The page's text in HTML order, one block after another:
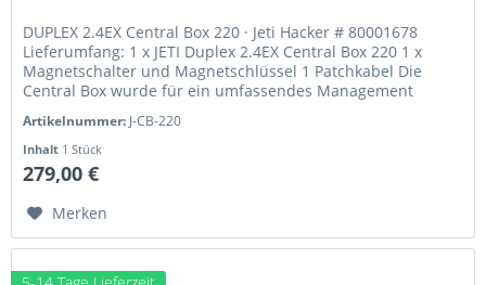
DUPLEX 2.4EX Central Box 220 · Jeti Hacker # 80001678
Lieferumfang: 1 x JETI Duplex 2.4EX Central Box 220 1 x
Magnetschalter und Magnetschlüssel 1 Patchkabel Die
Central Box wurde für ein umfassendes Management
Artikelnummer: J-CB-220
Inhalt 1 Stück
279,00 €
Merken